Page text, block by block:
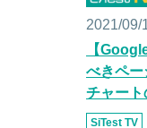
2021/09/
【
べきペー
チャート
SiTest TV